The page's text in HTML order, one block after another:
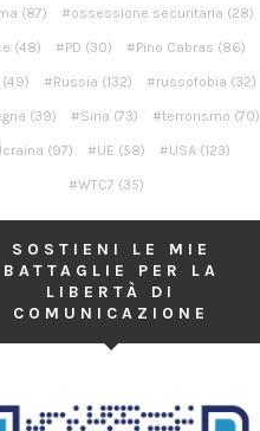
(87) ossessione securitaria (28)
(48) PD (30) Pino Cabras (86)
(49) Russia (132) russofobia (32)
(39) Siria (73) terrorismo (70)
(97) UE (58) USA(123)
WTC7 (35)
SOSTIENI LE MIE
BATTAGLIE PER LA
LIBERTÀ DI
COMUNICAZIONE